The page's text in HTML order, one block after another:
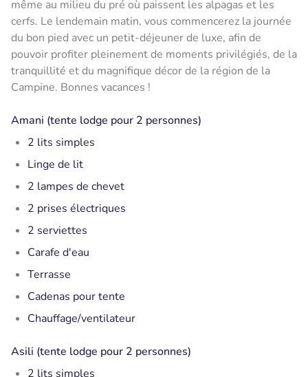
même au milieu du pré où paissent les alpagas et les
cerfs. Le lendemain matin, vous commencerez la journée
du bon pied avec un petit-déjeuner de luxe, afin de
pouvoir profiter pleinement de moments privilégiés, de la
tranquillité et du magnifique décor de la région de la
Campine. Bonnes vacances !
Amani (tente lodge pour 2 personnes)
2 lits simples
Linge de lit
2 lampes de chevet
2 prises électriques
2 serviettes
Carafe d'eau
Terrasse
Cadenas pour tente
Chauffage/ventilateur
Asili (tente lodge pour 2 personnes)
2 lits simples